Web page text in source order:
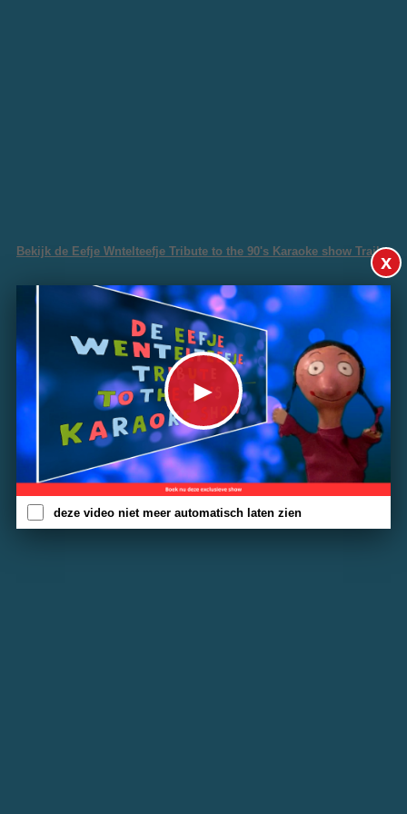
Bekijk de Eefje Wntelteefje Tribute to the 90's Karaoke show Trailer
x
►
deze video niet meer automatisch laten zien